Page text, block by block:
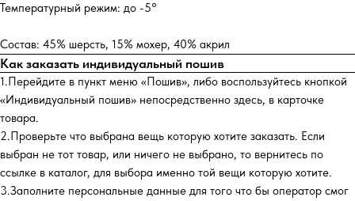
Температурный режим: до -5°
Состав: 45% шерсть, 15% мохер, 40% акрил
Как заказать индивидуальный пошив
1.Перейдите в пункт меню «Пошив», либо воспользуйтесь кнопкой
«Индивидуальный пошив» непосредственно здесь, в карточке
товара.
2.Проверьте что выбрана вещь которую хотите заказать. Если
выбран не тот товар, или ничего не выбрано, то вернитесь по
ссылке в каталог, для выбора именно той вещи которую хотите.
3.Заполните персональные данные для того что бы оператор смог